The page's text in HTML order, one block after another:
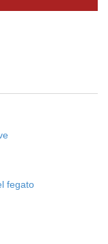
fegato